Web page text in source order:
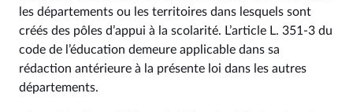
les départements ou les territoires dans lesquels sont
créés des pôles d’appui à la scolarité. L’article L. 351‑3 du
code de l’éducation demeure applicable dans sa
rédaction antérieure à la présente loi dans les autres
départements.